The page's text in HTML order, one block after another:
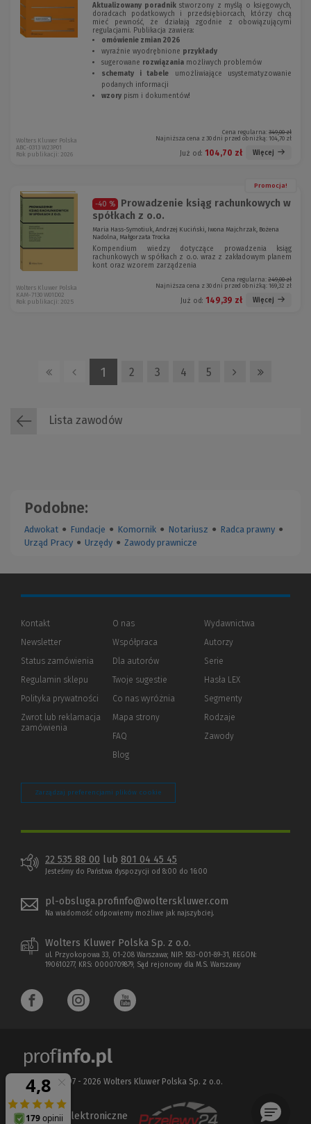
Aktualizowany poradnikstworzony z myślą o księgowych,
doradcach podatkowych i przedsiębiorcach, którzy chcą
mieć pewność, że działają zgodnie z obowiązującymi
regulacjami. Publikacja zawiera:
omówienie zmian 2026
wyraźnie wyodrębnione przykłady
sugerowane rozwiązania możliwych problemów
schematy i tabele umożliwiające usystematyzowanie
podanych informacji
wzory pism i dokumentów!
Cena regularna: 349,00 zł
Najniższa cena z 30 dni przed obniżką: 104,70 zł
Już od: 104,70 zł Więcej
Wolters Kluwer Polska
ABC-0313 W23P01
Rok publikacji: 2026
Promocja!
-40 %
Prowadzenie ksiąg rachunkowych w
spółkach z o.o.
Maria Hass-Symotiuk, Andrzej Kuciński, Iwona Majchrzak, Bożena
Nadolna, Małgorzata Trocka
Kompendium wiedzy dotyczące prowadzenia ksiąg
rachunkowych w spółkach z o.o. wraz z zakładowym planem
kont oraz wzorem zarządzenia
Cena regularna: 249,00 zł
Najniższa cena z 30 dni przed obniżką: 169,32 zł
Już od: 149,39 zł Więcej
Wolters Kluwer Polska
KAM-7130 W01D02
Rok publikacji: 2025
1 2 3 4 5
Lista zawodów
Podobne:
Adwokat ● Fundacje ● Komornik ● Notariusz ● Radca prawny ●
Urząd Pracy ● Urzędy ● Zawody prawnicze
Kontakt
Newsletter
Status zamówienia
Regulamin sklepu
Polityka prywatności (Nowe
(Link
innej
Zwrot lub reklamacja
zamówienia
O nas
Współpraca
Dla autorów(Nowe
(Link
innej
strony)
Twoje sugestie
Co nas wyróżnia
Mapa strony
FAQ
Blog
Wydawnictwa
Autorzy
Serie
Hasła LEX
Segmenty
Rodzaje
Zawody
Zarządzaj preferencjami plików cookie
22 535 88 00 lub 801 04 45 45
Jesteśmy do Państwa dyspozycji od 8:00 do 16:00
pl-obsluga.profinfo@wolterskluwer.com
Na wiadomość odpowiemy możliwe jak najszybciej.
Wolters Kluwer Polska Sp. z o.o.
ul. Przyokopowa 33, 01-208 Warszawa; NIP: 583-001-89-31, REGON:
190610277, KRS: 0000709879, Sąd rejonowy dla M.S. Warszawy
Copyright 1997 - 2026 Wolters Kluwer Polska Sp. z o.o.
Płatności elektroniczne